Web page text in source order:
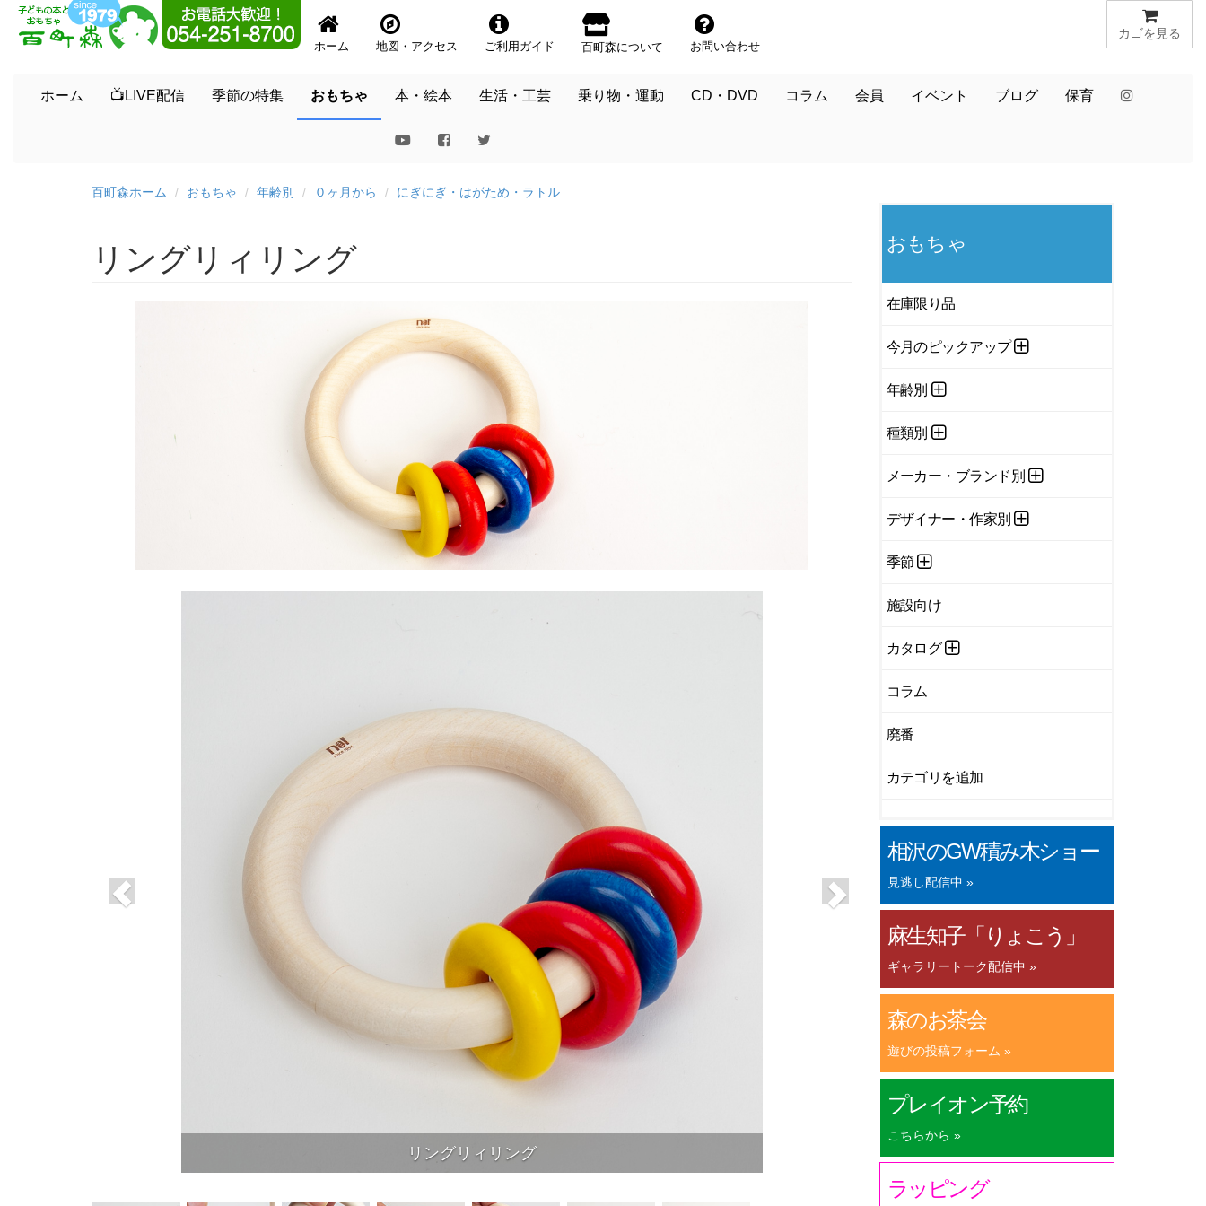
カゴを見る
ホーム 地図・アクセス ご利用ガイド 百町森について お問い合わせ
ホーム 📺LIVE配信 季節の特集 おもちゃ 本・絵本 生活・工芸 乗り物・運動 CD・DVD コラム 会員 イベント ブログ 保育
百町森ホーム おもちゃ 年齢別 ０ヶ月から にぎにぎ・はがため・ラトル
リングリィリング
リングリィリング
おもちゃ
在庫限り品
今月のピックアップ
年齢別
種類別
メーカー・ブランド別
デザイナー・作家別
季節
施設向け
カタログ
コラム
廃番
カテゴリを追加
相沢のGW積み木ショー
見逃し配信中 »
麻生知子「りょこう」
ギャラリートーク配信中 »
森のお茶会
遊びの投稿フォーム »
プレイオン予約
こちらから »
ラッピング